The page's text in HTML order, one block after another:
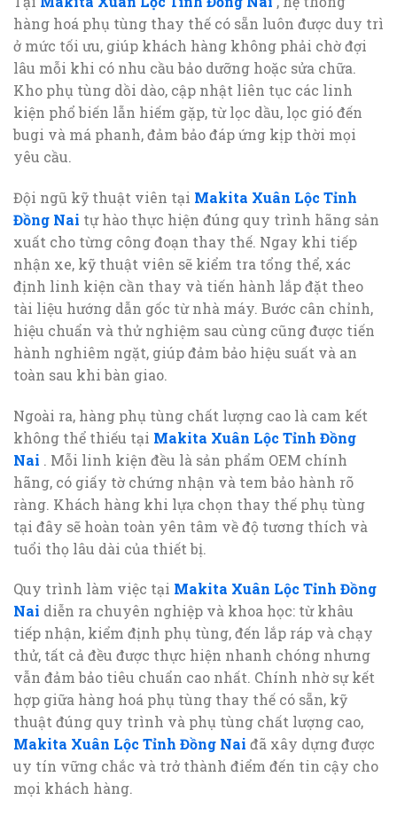
hàng hoá phụ tùng thay thế có sẵn luôn được duy trì
ở mức tối ưu, giúp khách hàng không phải chờ đợi
lâu mỗi khi có nhu cầu bảo dưỡng hoặc sửa chữa.
Kho phụ tùng dồi dào, cập nhật liên tục các linh
kiện phổ biến lẫn hiếm gặp, từ lọc dầu, lọc gió đến
bugi và má phanh, đảm bảo đáp ứng kịp thời mọi
yêu cầu.
Đội ngũ kỹ thuật viên tại Makita Xuân Lộc Tỉnh
Đồng Nai tự hào thực hiện đúng quy trình hãng sản
xuất cho từng công đoạn thay thế. Ngay khi tiếp
nhận xe, kỹ thuật viên sẽ kiểm tra tổng thể, xác
định linh kiện cần thay và tiến hành lắp đặt theo
tài liệu hướng dẫn gốc từ nhà máy. Bước cân chỉnh,
hiệu chuẩn và thử nghiệm sau cùng cũng được tiến
hành nghiêm ngặt, giúp đảm bảo hiệu suất và an
toàn sau khi bàn giao.
Ngoài ra, hàng phụ tùng chất lượng cao là cam kết
không thể thiếu tại Makita Xuân Lộc Tỉnh Đồng
Nai . Mỗi linh kiện đều là sản phẩm OEM chính
hãng, có giấy tờ chứng nhận và tem bảo hành rõ
ràng. Khách hàng khi lựa chọn thay thế phụ tùng
tại đây sẽ hoàn toàn yên tâm về độ tương thích và
tuổi thọ lâu dài của thiết bị.
Quy trình làm việc tại Makita Xuân Lộc Tỉnh Đồng
Nai diễn ra chuyên nghiệp và khoa học: từ khâu
tiếp nhận, kiểm định phụ tùng, đến lắp ráp và chạy
thử, tất cả đều được thực hiện nhanh chóng nhưng
vẫn đảm bảo tiêu chuẩn cao nhất. Chính nhờ sự kết
hợp giữa hàng hoá phụ tùng thay thế có sẵn, kỹ
thuật đúng quy trình và phụ tùng chất lượng cao,
Makita Xuân Lộc Tỉnh Đồng Nai đã xây dựng được
uy tín vững chắc và trở thành điểm đến tin cậy cho
mọi khách hàng.